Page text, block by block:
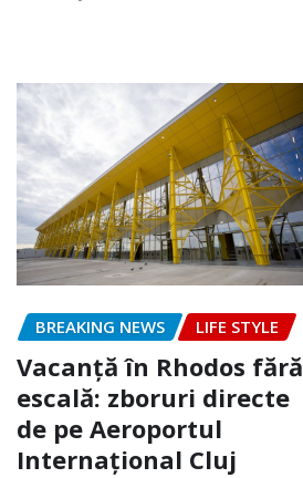
BREAKING NEWS LIFE STYLE
Vacanță în Rhodos fără
escală: zboruri directe
de pe Aeroportul
Internațional Cluj